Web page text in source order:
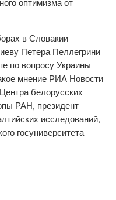
в Словакии
Петера Пеллегрини
по вопросу Украины
мнение РИА Новости
белорусских
РАН, президент
исследований,
госуниверситета